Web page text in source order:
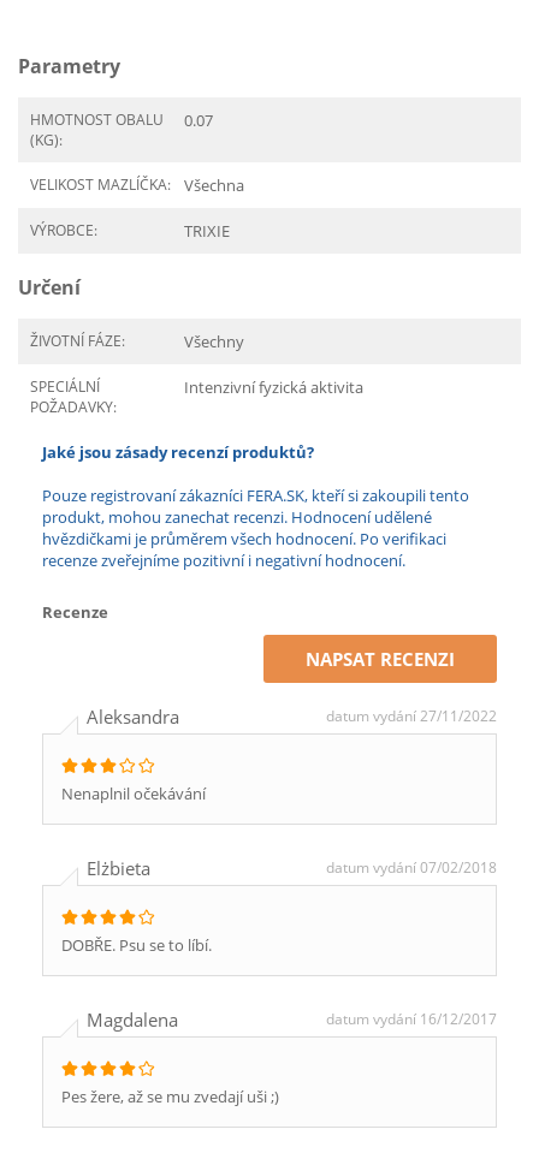
Parametry
HMOTNOST OBALU
(KG):
0.07
VELIKOST MAZLÍČKA: Všechna
VÝROBCE: TRIXIE
Určení
ŽIVOTNÍ FÁZE: Všechny
SPECIÁLNÍ
POŽADAVKY:
Intenzivní fyzická aktivita
Jaké jsou zásady recenzí produktů?
Pouze registrovaní zákazníci FERA.SK, kteří si zakoupili tento
produkt, mohou zanechat recenzi. Hodnocení udělené
hvězdičkami je průměrem všech hodnocení. Po verifikaci
recenze zveřejníme pozitivní i negativní hodnocení.
Recenze
NAPSAT RECENZI
Aleksandra datum vydání 27/11/2022
Nenaplnil očekávání
Elżbieta datum vydání 07/02/2018
DOBŘE. Psu se to líbí.
Magdalena datum vydání 16/12/2017
Pes žere, až se mu zvedají uši ;)